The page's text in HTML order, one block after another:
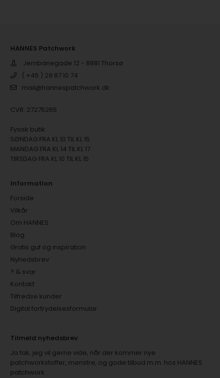
HANNES Patchwork
Jernbanegade 12 - 8881 Thorsø
( +45 ) 29 87 10 74
mail@hannespatchwork.dk
CVR: 27275265
Fysisk butik:
SØNDAG FRA KL 10 TIL KL 15
MANDAG FRA KL 14 TIL KL 17
TIRSDAG FRA KL 10 TIL KL 15
Information
Forside
Vilkår
Om HANNES
Blog
Gratis guf og inspiration
Nyhedsbrev
? & svar
Kontakt
Tilfredse kunder
Digital fortrydelsesformular
Tilmeld nyhedsbrev
Ja tak, jeg vil gerne vide, når der kommer nye
patchworkstoffer, mønstre, og gode tilbud m.m. hos HANNES
patchwork.